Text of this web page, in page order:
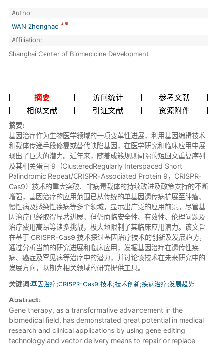
Author
WAN Zhenghao
Affiliation:
Shanghai Center of Biomedicine Development
摘要 访问统计
参考文献
相似文献
引证文献 资源附件
摘要:
基因治疗作为生物医学领域的一项变革性进展，利用基因编辑技术
和载体传递手段修复或替代缺陷基因，在医学研究和临床应用中展
现出了巨大的潜力。近年来，随着成簇规则间隔的短回文重复序列
及其相关蛋白 9（ClusteredRegularly Interspaced Short
Palindromic Repeat/CRISPR-Associated Protein 9，CRISPR-
Cas9）技术的重大突破、非病毒载体的持续改进及政策支持的不断
增强，基因治疗的应用范围已从传统的单基因遗传病扩展至肿瘤、
慢性病及感染性疾病等多个领域，显示出广泛的应用前景。尽管基
因治疗已经取得显著进展，但仍面临安全性、有效性、伦理问题及
治疗费用高昂等诸多挑战，极大地限制了其临床应用潜力。该文旨
在基于 CRISPR-Cas9 技术探讨基因治疗技术的创新及发展趋势，
通过分析当前的研究进展和临床应用，发掘基因治疗在遗传性疾
病、癌症及罕见病等治疗中的潜力，并讨论该技术在未来研究中的
发展方向，以期为相关领域的研究提供工具。
关键词:基因治疗;CRISPR-Cas9 技术;技术创新;疾病治疗;发展趋势
Abstract:
Gene therapy, as a transformative advancement in the
biomedical field, has demonstrated great potential in medical
research and clinical applications by using gene editing
technology and vector delivery means to repair or replace